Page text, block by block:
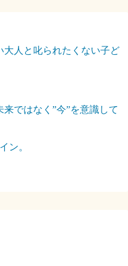
大人と叱られたくない子ど
ではなく”今”を意識して
ン。